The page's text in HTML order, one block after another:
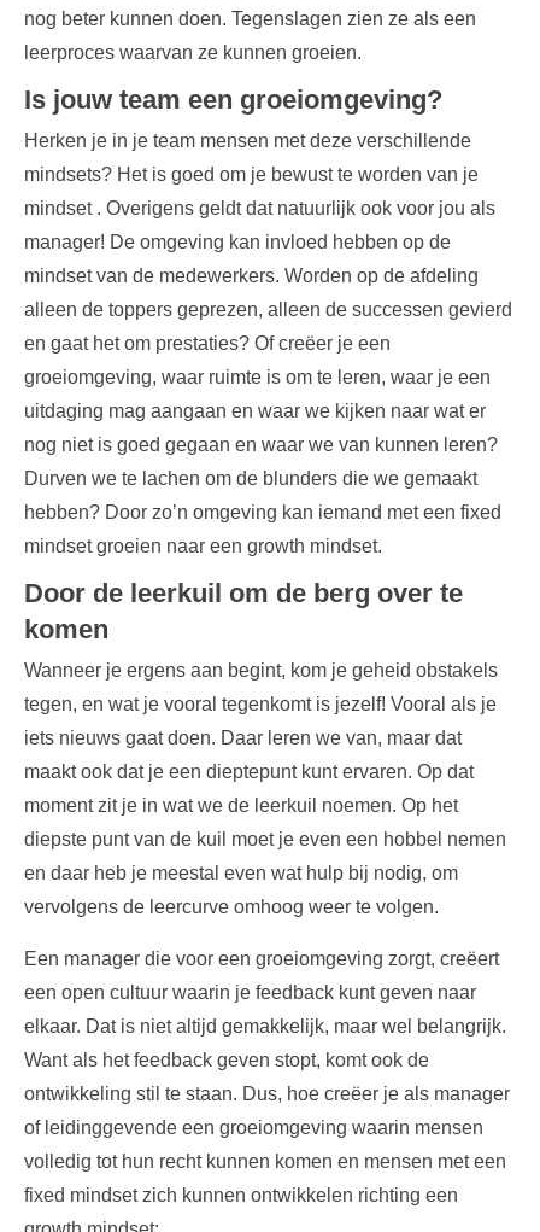
nog beter kunnen doen. Tegenslagen zien ze als een
leerproces waarvan ze kunnen groeien.
Is jouw team een groeiomgeving?
Herken je in je team mensen met deze verschillende
mindsets? Het is goed om je bewust te worden van je
mindset . Overigens geldt dat natuurlijk ook voor jou als
manager! De omgeving kan invloed hebben op de
mindset van de medewerkers. Worden op de afdeling
alleen de toppers geprezen, alleen de successen gevierd
en gaat het om prestaties? Of creëer je een
groeiomgeving, waar ruimte is om te leren, waar je een
uitdaging mag aangaan en waar we kijken naar wat er
nog niet is goed gegaan en waar we van kunnen leren?
Durven we te lachen om de blunders die we gemaakt
hebben? Door zo’n omgeving kan iemand met een fixed
mindset groeien naar een growth mindset.
Door de leerkuil om de berg over te
komen
Wanneer je ergens aan begint, kom je geheid obstakels
tegen, en wat je vooral tegenkomt is jezelf! Vooral als je
iets nieuws gaat doen. Daar leren we van, maar dat
maakt ook dat je een dieptepunt kunt ervaren. Op dat
moment zit je in wat we de leerkuil noemen. Op het
diepste punt van de kuil moet je even een hobbel nemen
en daar heb je meestal even wat hulp bij nodig, om
vervolgens de leercurve omhoog weer te volgen.
Een manager die voor een groeiomgeving zorgt, creëert
een open cultuur waarin je feedback kunt geven naar
elkaar. Dat is niet altijd gemakkelijk, maar wel belangrijk.
Want als het feedback geven stopt, komt ook de
ontwikkeling stil te staan. Dus, hoe creëer je als manager
of leidinggevende een groeiomgeving waarin mensen
volledig tot hun recht kunnen komen en mensen met een
fixed mindset zich kunnen ontwikkelen richting een